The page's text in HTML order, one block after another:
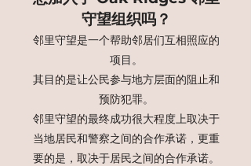
守望组织吗？
邻里守望是一个帮助邻居们互相照应的
项目。
其目的是让公民参与地方层面的阻止和
预防犯罪。
邻里守望的最终成功很大程度上取决于
当地居民和警察之间的合作承诺，更重
要的是，取决于居民之间的合作承诺。